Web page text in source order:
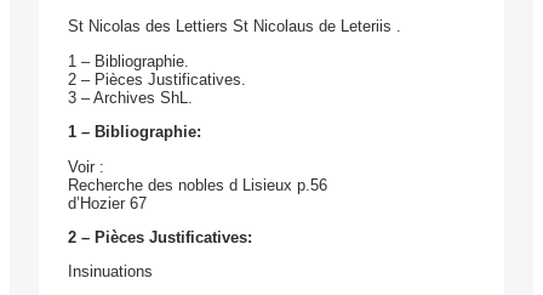
St Nicolas des Lettiers St Nicolaus de Leteriis .
1 – Bibliographie.
2 – Pièces Justificatives.
3 – Archives ShL.
1 – Bibliographie:
Voir :
Recherche des nobles d Lisieux p.56
d’Hozier 67
2 – Pièces Justificatives:
Insinuations